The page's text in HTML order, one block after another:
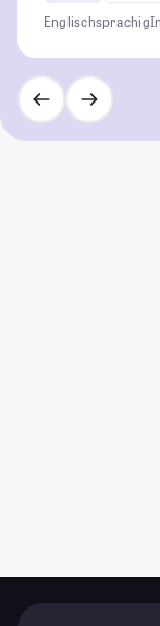
Englischsprachig